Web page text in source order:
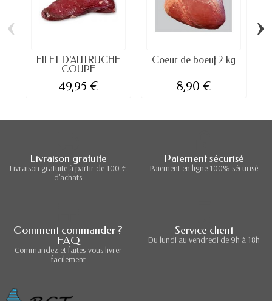
FILET D'AUTRUCHE
COUPE
49,95 €
Coeur de boeuf 2 kg
8,90 €
‹ ›
Livraison gratuite
Livraison gratuite à partir de 100 €
d'achats
Paiement sécurisé
Paiement en ligne 100% sécurisé
Comment commander ?
FAQ
Commandez et faites-vous livrer
facilement
Service client
Du lundi au vendredi de 9h à 18h